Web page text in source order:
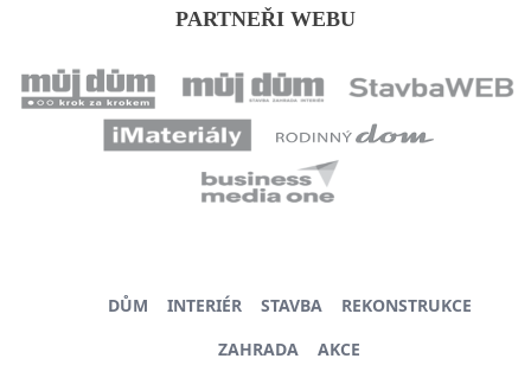
PARTNEŘI WEBU
DŮM INTERIÉR STAVBA
REKONSTRUKCE
ZAHRADA
AKCE